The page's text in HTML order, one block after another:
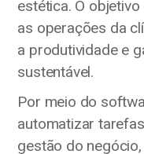
estética. O
as operações da
a produtividade e
sustentável.
Por meio do
automatizar
gestão do